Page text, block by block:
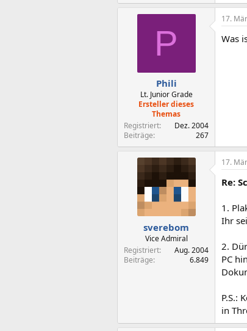
P
Phili
Lt. Junior Grade
Ersteller dieses
Themas
Registriert
Dez. 2004
Beiträge
267
17.
Was
sverebom
Vice Admiral
Registriert
Aug. 2004
Beiträge
6.849
17.
Re:
1.
Ihr
2.
PC
P.S.:
in